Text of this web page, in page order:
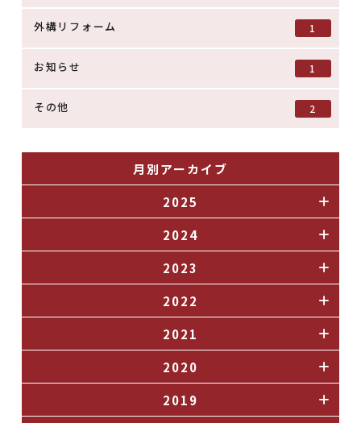
外構リフォーム 1
お知らせ 1
その他 2
月別アーカイブ
2025
2024
2023
2022
2021
2020
2019